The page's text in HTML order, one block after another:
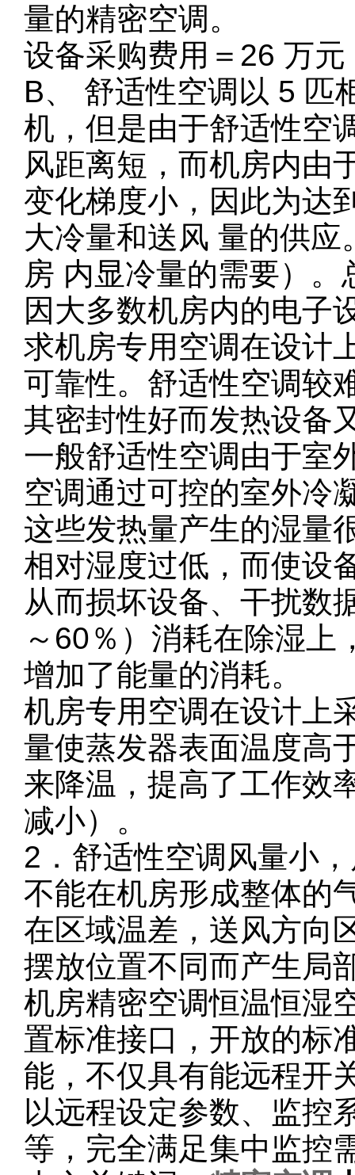
量的精密空调。
设备采购费用＝26 万元
B、 舒适性空调以 5 匹
机，但是由于舒适性空
风距离短，而机房内由
变化梯度小，因此为达
大冷量和送风 量的供
房 内显冷量的需要）
因大多数机房内的电子
求机房专用空调在设计
可靠性。舒适性空调较
其密封性好而发热设备
一般舒适性空调由于室
空调通过可控的室外冷
这些发热量产生的湿量
相对湿度过低，而使设
从而损坏设备、干扰数
～60％）消耗在除湿上
增加了能量的消耗。
机房专用空调在设计上
量使蒸发器表面温度高
来降温，提高了工作效
减小）。
2．舒适性空调风量小
不能在机房形成整体的
在区域温差，送风方向
摆放位置不同而产生局
机房精密空调恒温恒湿
置标准接口，开放的标
能，不仅具有能远程开
以远程设定参数、监控
等，完全满足集中监控